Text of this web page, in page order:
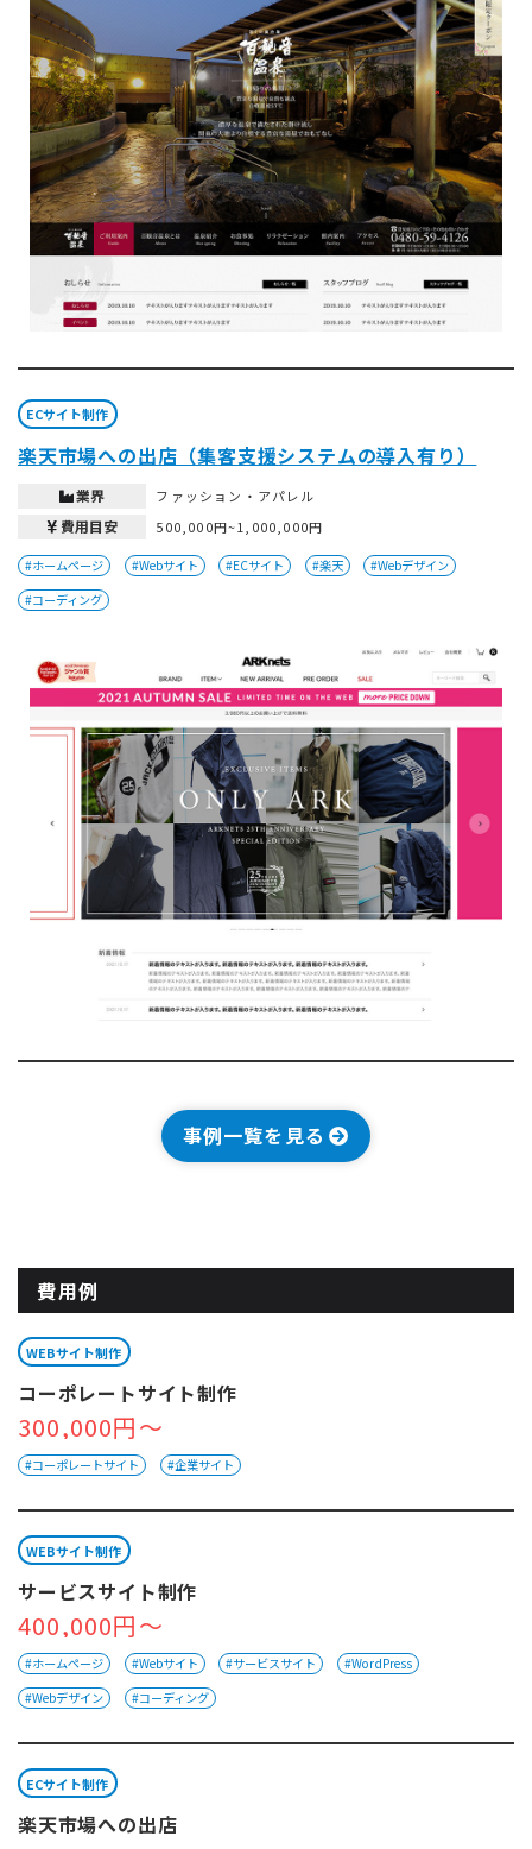
ECサイト制作
楽天市場への出店（集客支援システムの導入有り）
業界 ファッション・アパレル
費用目安 500,000円~1,000,000円
#ホームページ #Webサイト #ECサイト #楽天
#Webデザイン
#コーディング
事例一覧を見る
費用例
WEBサイト制作
コーポレートサイト制作
300,000円～
#コーポレートサイト #企業サイト
WEBサイト制作
サービスサイト制作
400,000円～
#ホームページ #Webサイト #サービスサイト
#WordPress
#Webデザイン
#コーディング
ECサイト制作
楽天市場への出店